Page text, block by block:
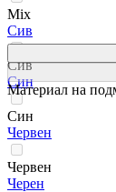
Мix
Сив
Сив
Син
Син
Червен
Червен
Черен
Материал на